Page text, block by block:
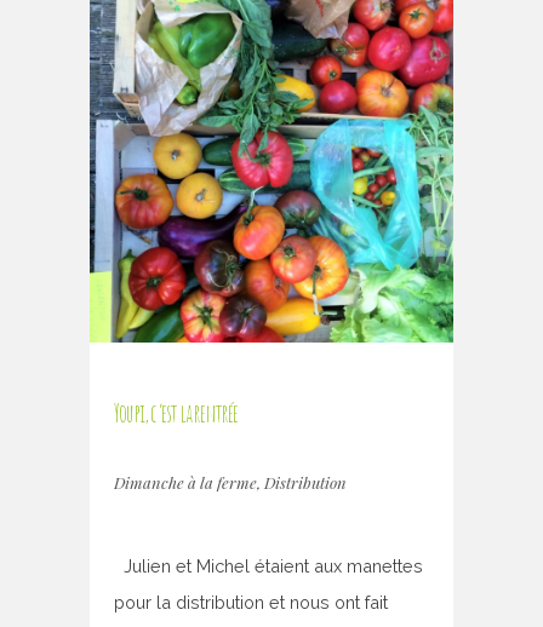
Youpi, c’est la rentrée
Dimanche à la ferme, Distribution
Julien et Michel étaient aux manettes
pour la distribution et nous ont fait